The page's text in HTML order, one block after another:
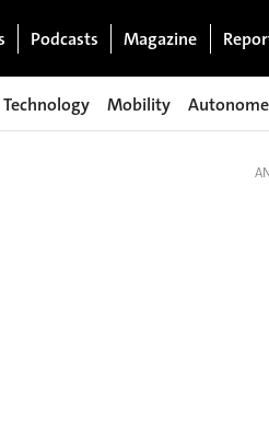
Podcasts Magazine
Technology Mobility